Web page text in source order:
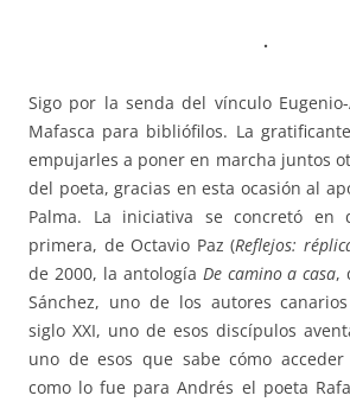
·
Sigo por la senda del vínculo
Mafasca para bibliófilos. La
empujarles a poner en marcha juntos
del poeta, gracias en esta ocasión al
Palma. La iniciativa se concretó en
primera, de Octavio Paz (Reflejos:
de 2000, la antología De camino a casa,
Sánchez, uno de los autores
siglo XXI, uno de esos discípulos
uno de esos que sabe cómo
como lo fue para Andrés el poeta